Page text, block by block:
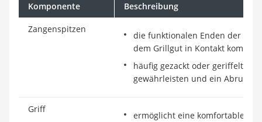
Komponente Beschreibung
Zangenspitzen
die funktionalen Enden der
dem Grillgut in Kontakt kommen
häufig gezackt oder geriffelt,
gewährleisten und ein
Griff
ermöglicht eine komfortable